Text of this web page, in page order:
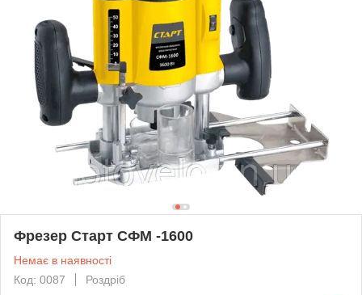
Фрезер Старт СФМ -1600
Немає в наявності
Код: 0087
Роздріб